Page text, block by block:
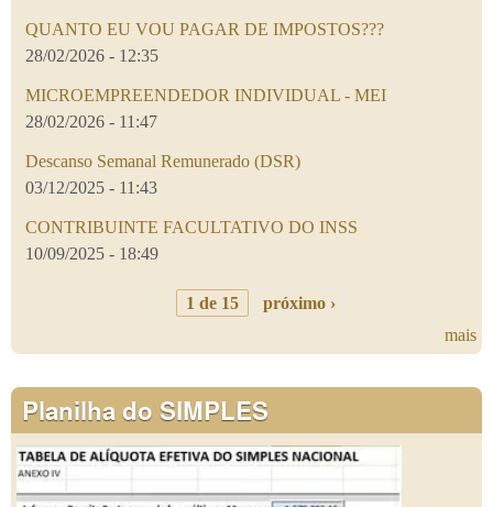
QUANTO EU VOU PAGAR DE IMPOSTOS???
28/02/2026 - 12:35
MICROEMPREENDEDOR INDIVIDUAL - MEI
28/02/2026 - 11:47
Descanso Semanal Remunerado (DSR)
03/12/2025 - 11:43
CONTRIBUINTE FACULTATIVO DO INSS
10/09/2025 - 18:49
1 de 15
próximo ›
mais
Planilha do SIMPLES